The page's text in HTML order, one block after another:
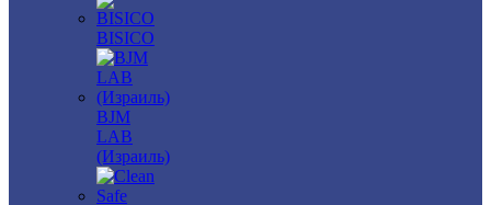
BISICO
BJM
LAB
(Израиль)